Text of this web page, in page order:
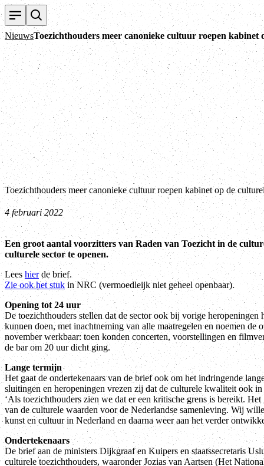
NieuwsToezichthouders meer canonieke cultuur roepen kabinet
Toezichthouders meer canonieke cultuur roepen kabinet op de
4 februari 2022
Een groot aantal voorzitters van Raden van Toezicht in de
culturele sector te openen.
Lees hierde brief.
Zie ook het stuk in NRC (vermoedleijk niet geheel openbaar).
Opening tot 24 uur
De toezichthouders stellen dat de sector ook bij vorige
kunnen doen, met inachtneming van alle maatregelen en noemen
november werkbaar: toen konden concerten, voorstellingen en
de bar om 20 uur dicht ging.
Lange termijn
Het gaat de ondertekenaars van de brief ook om het indringende
sluitingen en heropeningen vrezen zij dat de culturele kwaliteit ook
‘Als toezichthouders zien we dat er een kritische grens is bereikt.
van de culturele waarden voor de Nederlandse samenleving. Wij
kunst en cultuur in Nederland en daarna weer aan het verder
Ondertekenaars
De brief aan de ministers Dijkgraaf en Kuipers en staatssecretaris
culturele toezichthouders, waaronder Jozias van Aartsen (Het